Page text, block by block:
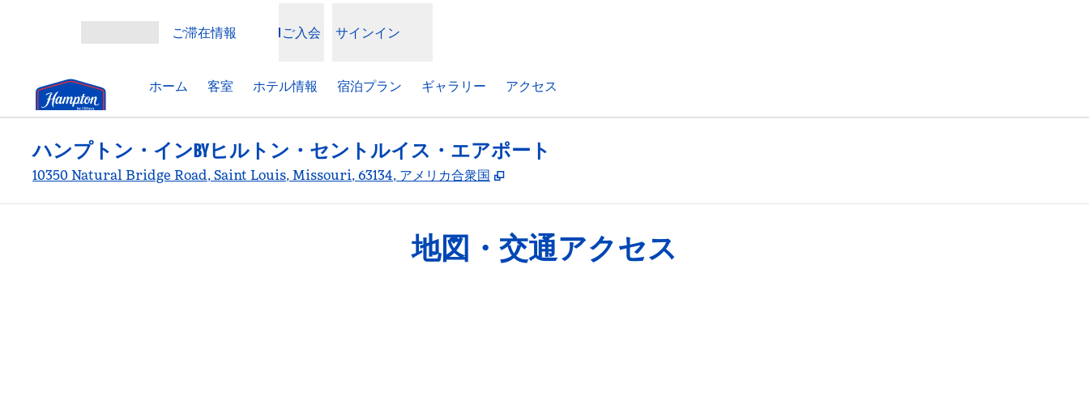
ご滞在情報 ご入会 サインイン
ホーム 客室 ホテル情報 宿泊プラン ギャラリー アクセス
ハンプトン・インBYヒルトン・セントルイス・エアポート
10350 Natural Bridge Road, Saint Louis, Missouri, 63134, アメリカ合衆国 ,
地図・交通アクセス